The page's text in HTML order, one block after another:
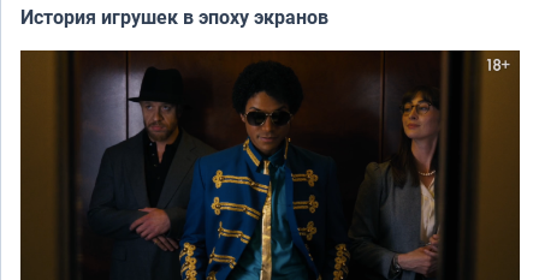
История игрушек в эпоху экранов